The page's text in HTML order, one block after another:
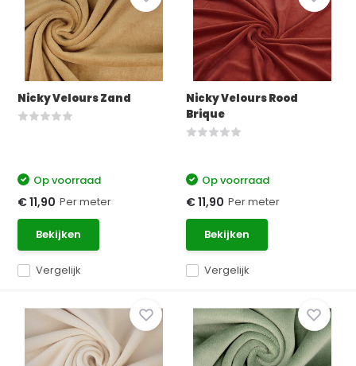
Nicky Velours Zand
Vergelijk
Op voorraad
€ 11,90 Per meter
Bekijken
Nicky Velours Rood
Brique
Vergelijk
Op voorraad
€ 11,90 Per meter
Bekijken